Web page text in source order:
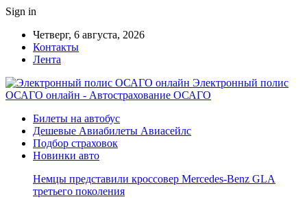
Sign in
Четверг, 6 августа, 2026
Контакты
Лента
Электронный полис
ОСАГО онлайн - Автострахование ОСАГО
Билеты на автобус
Дешевые Авиабилеты Авиасейлс
Подбор страховок
Новинки авто
Немцы представили кроссовер Mercedes-Benz GLA
третьего поколения